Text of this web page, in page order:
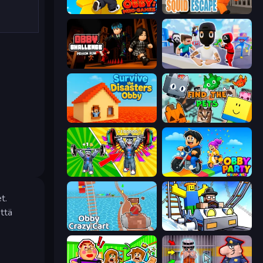
Obby: Mini-Games
Obby Challenge: Prison Run
Survive the Disasters: Obby Find The Pets
Obby: Gym Simulator, Escape Obby Party Multiplayer
Obby: Crazy Cart Obby: Ride Carts